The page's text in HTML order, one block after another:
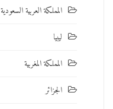
المملكة العربية السعودية
ليبيا
المملكة المغربية
الجزائر